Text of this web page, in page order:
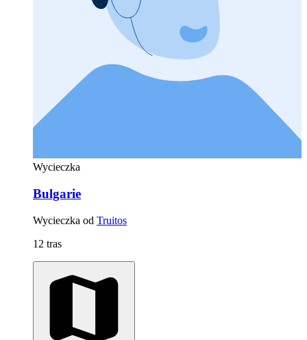
Wycieczka
Bulgarie
Wycieczka od Truitos
12 tras